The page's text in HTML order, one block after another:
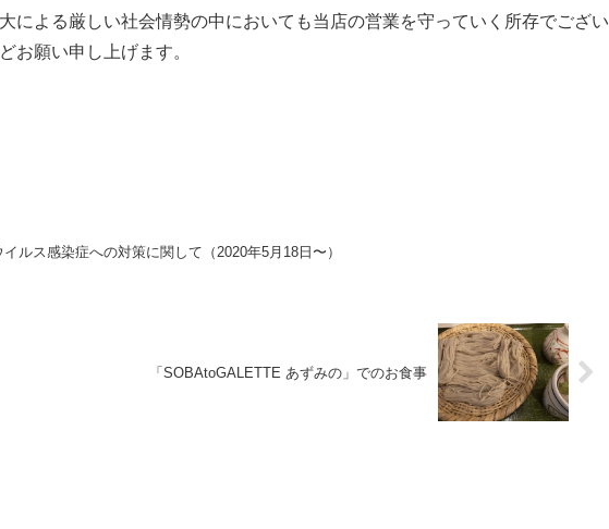
による厳しい社会情勢の中においても当店の営業を守っていく所存でござい
お願い申し上げます。
ルス感染症への対策に関して（2020年5月18日〜）
「SOBAtoGALETTE あずみの」でのお食事